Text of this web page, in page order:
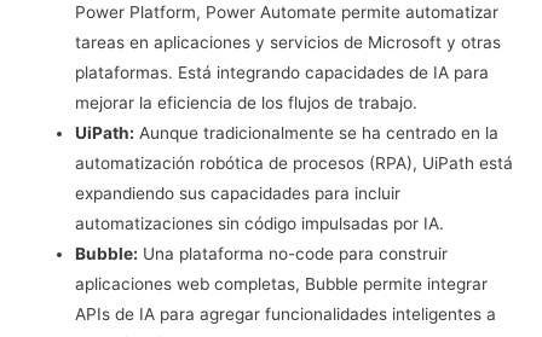
Power Platform, Power Automate permite automatizar
tareas en aplicaciones y servicios de Microsoft y otras
plataformas. Está integrando capacidades de IA para
mejorar la eficiencia de los flujos de trabajo.
UiPath: Aunque tradicionalmente se ha centrado en la
automatización robótica de procesos (RPA), UiPath está
expandiendo sus capacidades para incluir
automatizaciones sin código impulsadas por IA.
Bubble: Una plataforma no-code para construir
aplicaciones web completas, Bubble permite integrar
APIs de IA para agregar funcionalidades inteligentes a